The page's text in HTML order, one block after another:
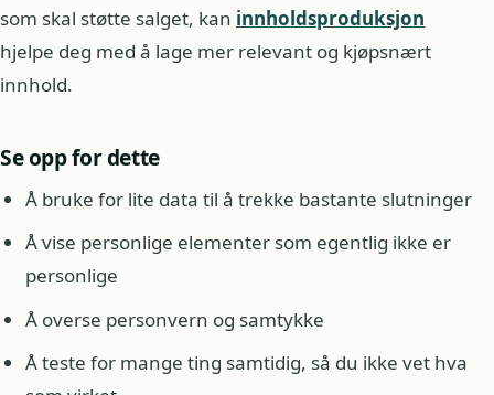
som skal støtte salget, kan innholdsproduksjon
hjelpe deg med å lage mer relevant og kjøpsnært
innhold.
Se opp for dette
Å bruke for lite data til å trekke bastante slutninger
Å vise personlige elementer som egentlig ikke er
personlige
Å overse personvern og samtykke
Å teste for mange ting samtidig, så du ikke vet hva